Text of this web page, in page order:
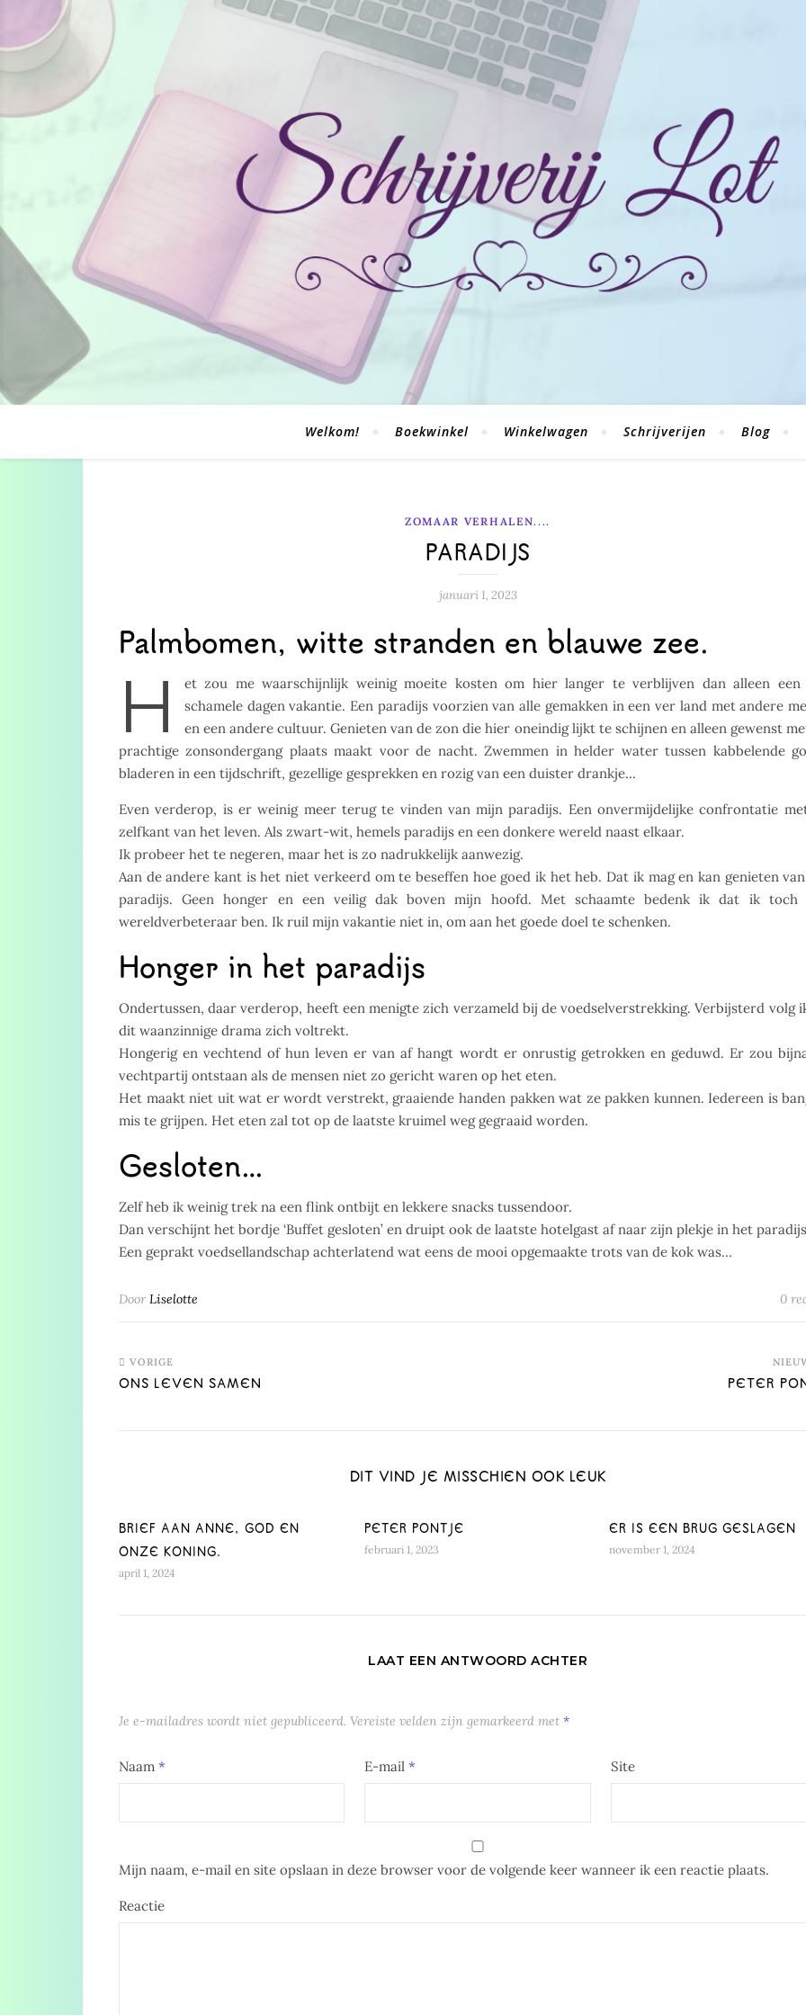
Welkom! Boekwinkel Winkelwagen Schrijverijen Blog
ZOMAAR VERHALEN....
PARADIJS
januari 1, 2023
Palmbomen, witte stranden en blauwe zee.
H
et zou me waarschijnlijk weinig moeite kosten om hier langer te verblijven dan alleen een
schamele dagen vakantie. Een paradijs voorzien van alle gemakken in een ver land met andere
en een andere cultuur. Genieten van de zon die hier oneindig lijkt te schijnen en alleen gewenst
prachtige zonsondergang plaats maakt voor de nacht. Zwemmen in helder water tussen kabbelende
bladeren in een tijdschrift, gezellige gesprekken en rozig van een duister drankje…
Even verderop, is er weinig meer terug te vinden van mijn paradijs. Een onvermijdelijke confrontatie
zelfkant van het leven. Als zwart-wit, hemels paradijs en een donkere wereld naast elkaar.
Ik probeer het te negeren, maar het is zo nadrukkelijk aanwezig.
Aan de andere kant is het niet verkeerd om te beseffen hoe goed ik het heb. Dat ik mag en kan genieten
paradijs. Geen honger en een veilig dak boven mijn hoofd. Met schaamte bedenk ik dat ik toch
wereldverbeteraar ben. Ik ruil mijn vakantie niet in, om aan het goede doel te schenken.
Honger in het paradijs
Ondertussen, daar verderop, heeft een menigte zich verzameld bij de voedselverstrekking. Verbijsterd volg
dit waanzinnige drama zich voltrekt.
Hongerig en vechtend of hun leven er van af hangt wordt er onrustig getrokken en geduwd. Er zou
vechtpartij ontstaan als de mensen niet zo gericht waren op het eten.
Het maakt niet uit wat er wordt verstrekt, graaiende handen pakken wat ze pakken kunnen. Iedereen is
mis te grijpen. Het eten zal tot op de laatste kruimel weg gegraaid worden.
Gesloten…
Zelf heb ik weinig trek na een flink ontbijt en lekkere snacks tussendoor.
Dan verschijnt het bordje ‘Buffet gesloten’ en druipt ook de laatste hotelgast af naar zijn plekje in het
Een geprakt voedsellandschap achterlatend wat eens de mooi opgemaakte trots van de kok was…
DoorLiselotte 0
VORIGE
ONS LEVEN SAMEN PETER
DIT VIND JE MISSCHIEN OOK LEUK
BRIEF AAN ANNE, GOD EN
ONZE KONING.
april 1, 2024
PETER PONTJE
februari 1, 2023
ER IS EEN BRUG GESLAGEN
november 1, 2024
LAAT EEN ANTWOORD ACHTER
Je e-mailadres wordt niet gepubliceerd. Vereiste velden zijn gemarkeerd met *
Naam * E-mail* Site
Mijn naam, e-mail en site opslaan in deze browser voor de volgende keer wanneer ik een reactie plaats.
Reactie